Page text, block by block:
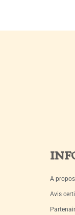
A propos
Avis